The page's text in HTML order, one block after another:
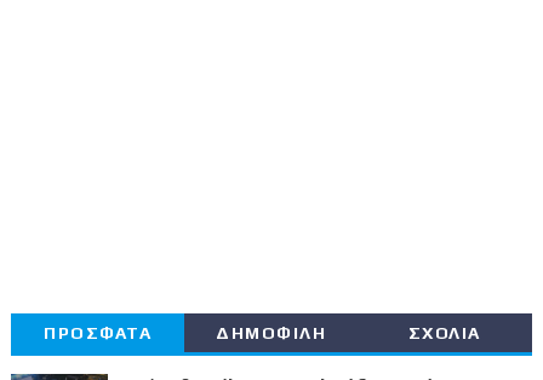
ΠΡΟΣΦΑΤΑ ΔΗΜΟΦΙΛΗ ΣΧΟΛΙΑ